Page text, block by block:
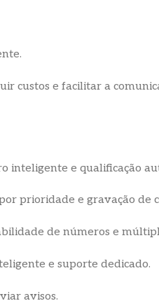
custos e facilitar a
inteligente e qualificação
prioridade e gravação de
de números e
e suporte dedicado.
avisos.